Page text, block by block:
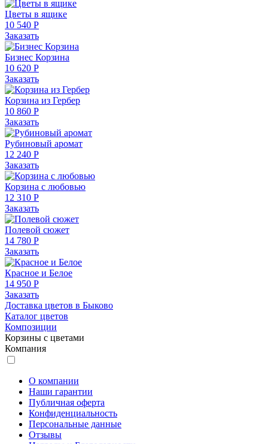
Цветы в ящике
10 540 Р
Заказать
Бизнес Корзина
10 620 Р
Заказать
Корзина из Гербер
10 860 Р
Заказать
Рубиновый аромат
12 240 Р
Заказать
Корзина с любовью
12 310 Р
Заказать
Полевой сюжет
14 780 Р
Заказать
Красное и Белое
14 950 Р
Заказать
Доставка цветов в Быково
Каталог цветов
Композиции
Корзины с цветами
Компания
О компании
Наши гарантии
Публичная оферта
Конфиденциальность
Персональные данные
Отзывы